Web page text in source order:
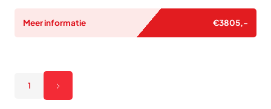
Meer informatie €3805,-
1